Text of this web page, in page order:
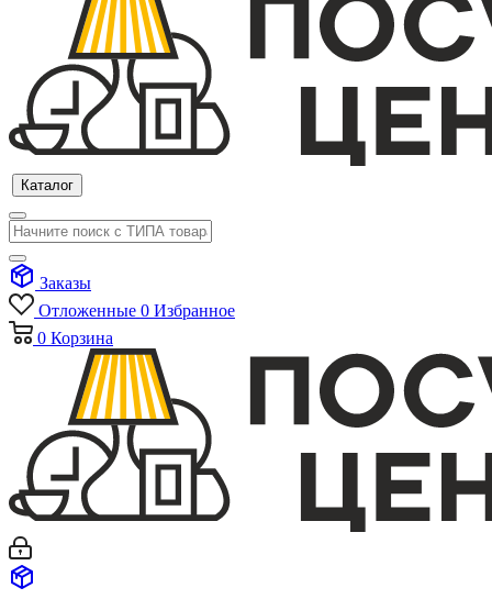
Каталог
Заказы
Отложенные 0 Избранное
0 Корзина